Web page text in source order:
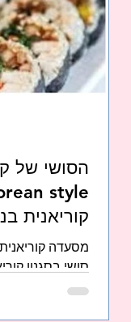
קוריאנית
كيمباب على